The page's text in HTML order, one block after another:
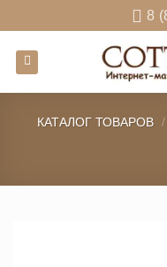
to
content
8
КАТАЛОГ ТОВАРОВ /